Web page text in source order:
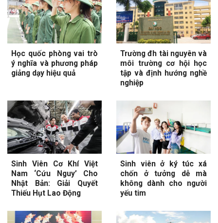
Học quốc phòng vai trò
ý nghĩa và phương pháp
giảng dạy hiệu quả
Trường đh tài nguyên và
môi trường cơ hội học
tập và định hướng nghề
nghiệp
Sinh Viên Cơ Khí Việt
Nam ‘Cứu Nguy’ Cho
Nhật Bản: Giải Quyết
Thiếu Hụt Lao Động
Sinh viên ở ký túc xá
chốn ở tưởng dễ mà
không dành cho người
yếu tim